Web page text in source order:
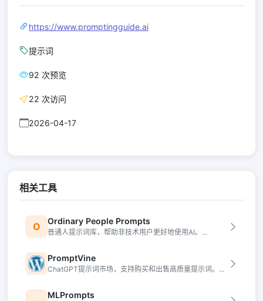
https://www.promptingguide.ai
提示词
92 次预览
22 次访问
2026-04-17
相关工具
O Ordinary People Prompts
普通人提示词库，帮助非技术用户更好地使用AI。...
PromptVine
ChatGPT提示词市场，支持购买和出售高质量提示词。...
MLPrompts